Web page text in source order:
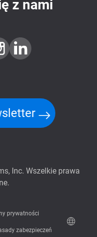
z nami
Inc. Wszelkie prawa
prywatności
zabezpieczeń